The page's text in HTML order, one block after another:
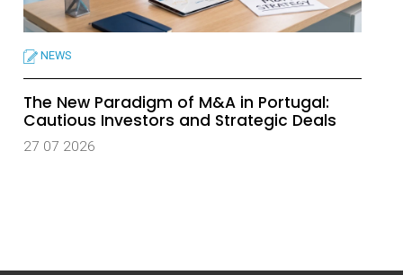
NEWS
The New Paradigm of M&A in Portugal:
Cautious Investors and Strategic Deals
27 07 2026